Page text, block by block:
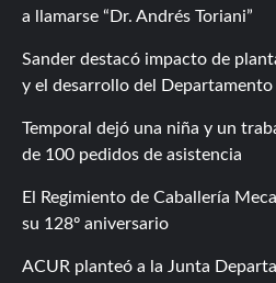
a llamarse “Dr. Andrés Toriani”
Sander destacó impacto de
y el desarrollo del Departamento
Temporal dejó una niña y un
de 100 pedidos de asistencia
El Regimiento de Caballería
su 128º aniversario
ACUR planteó a la Junta